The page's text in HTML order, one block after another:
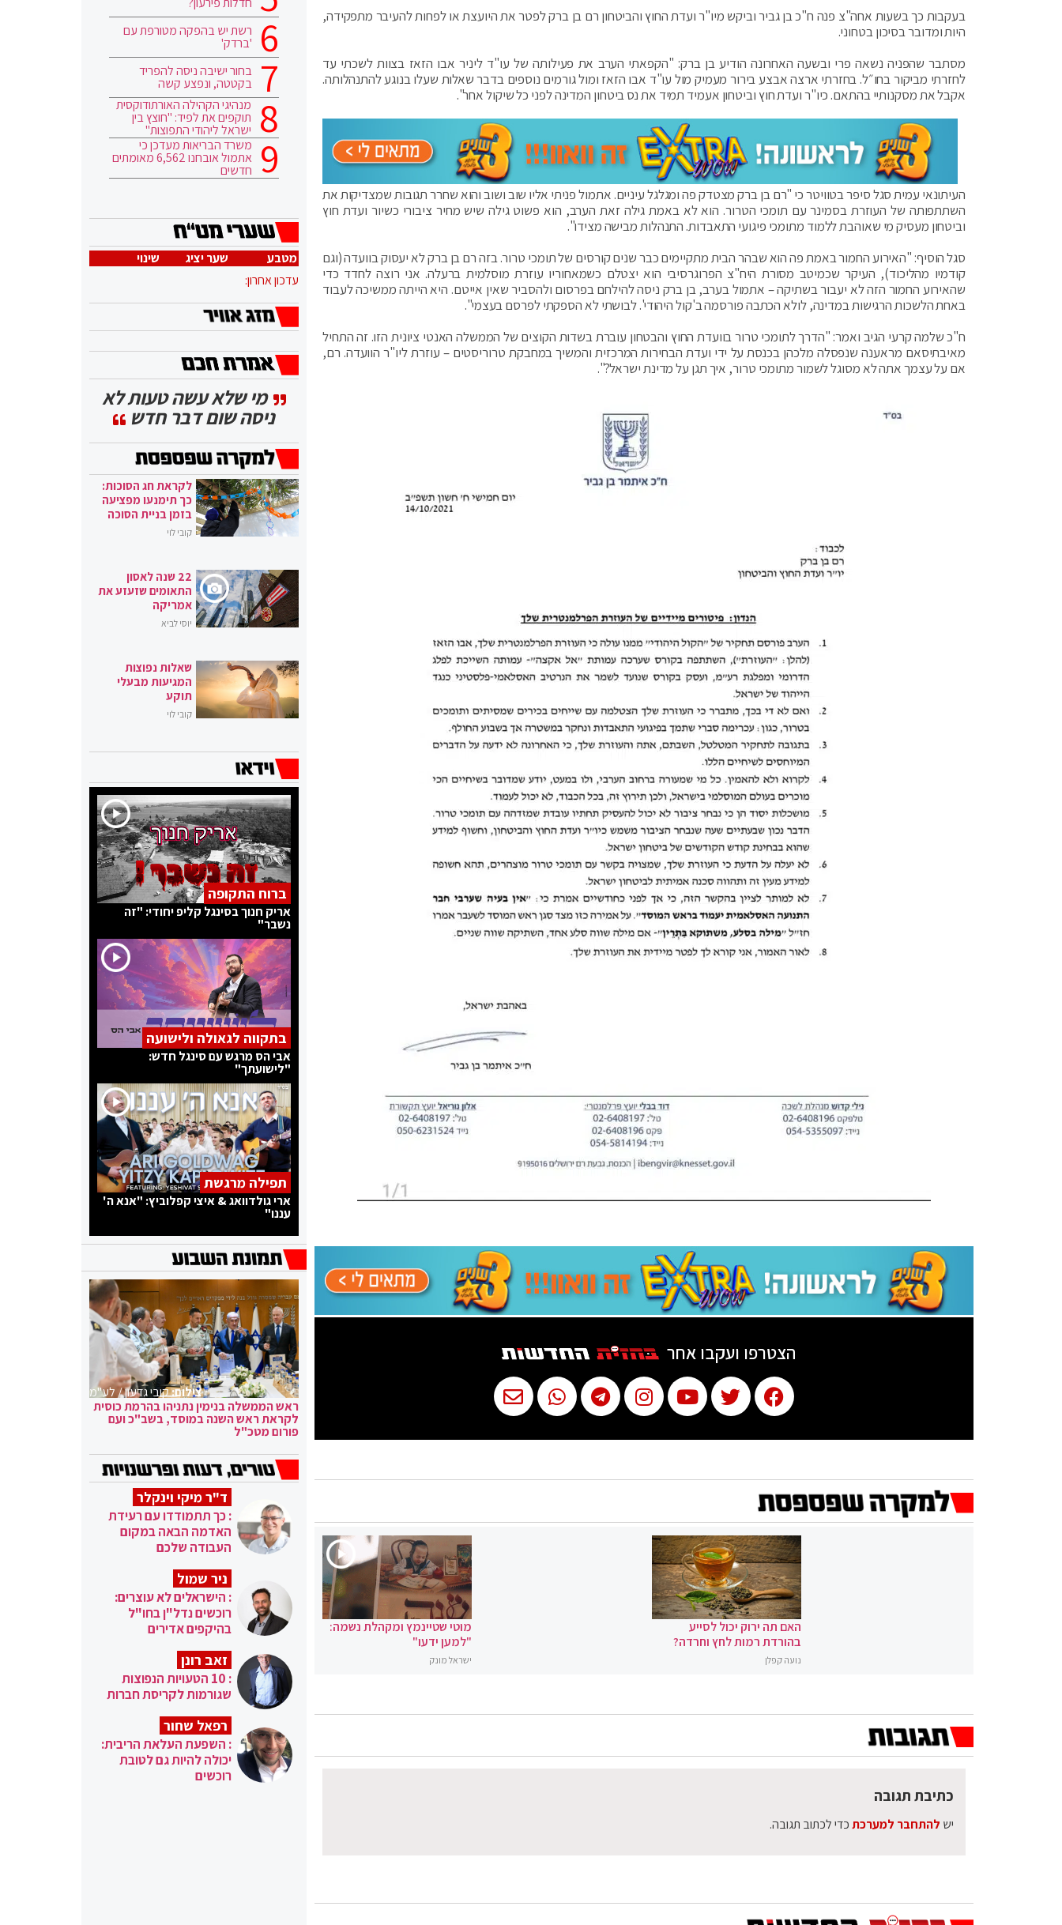
בעקבות כך בשעות אחה"צ פנה ח"כ בן גביר וביקש מיו"ר ועדת החוץ והביטחון רם בן ברק לפטר את היועצת או לפחות להעיבר מתפקידה,
היות ומדובר בסיכון בטחוני.
מסתבר שהפניה נשאה פרי ובשעה האחרונה הודיע בן ברק: "הקפאתי הערב את פעילותה של עו"ד ליניר אבו הזאז בצוות לשכתי עד
לחזרתי מביקור בחו״ל. בחזרתי ארצה אבצע בירור מעמיק מול עו"ד אבו הזאז ומול גורמים נוספים בדבר שאלות שעלו בנוגע להתנהלותה.
אקבל את מסקנותיי בהתאם. כיו"ר ועדת חוץ וביטחון אעמיד תמיד את נס ביטחון המדינה לפני כל שיקול אחר".
העיתונאי עמית סגל סיפר בטוויטר כי "רם בן ברק מצטדק פה ומגלגל עיניים. אתמול פניתי אליו שוב ושוב והוא שחרר תגובות שמצדיקות את
השתתפותה של העוזרת בסמינר עם תומכי הטרור. הוא לא באמת גילה זאת הערב, הוא פשוט גילה שיש מחיר ציבורי כשיור ועדת חוץ
וביטחון מעסיק מי שאוהבת ללמוד מתומכי פיגועי התאבדות. התנהלות מבישה מצידו".
סגל הוסיף: "האירוע החמור באמת פה הוא שבהר הבית מתקיימים כבר שנים קורסים של תומכי טרור. בזה רם בן ברק לא יעסוק בוועדה (וגם
קודמיו מהליכוד), העיקר שכמיטב מסורת היח"צ הפרוגרסיבי הוא יצטלם כשמאחוריו עוזרת מוסלמית ברעלה. אני רוצה לחדד כדי
שהאירוע החמור הזה לא יעבור בשתיקה – אתמול בערב, בן ברק ניסה להילחם בפרסום ולהסביר שאין אייטם. היא הייתה ממשיכה לעבוד
באחת הלשכות הרגישות במדינה, לולא הכתבה פורסמה ב'קול היהודי'. לבושתי לא הספקתי לפרסם בעצמי".
ח"כ שלמה קרעי הגיב ואמר: "הדרך לתומכי טרור בוועדת החוץ והבטחון עוברת בשדות הקוצים של הממשלה האנטי ציונית הזו. זה התחיל
מאיבתיסאם מראענה שנפסלה מלכהן בכנסת על ידי ועדת הבחירות המרכזית והמשיך במחבקת טרוריסטים – עוזרת ליו"ר הוועדה. רם,
אם על עצמך אתה לא מסוגל לשמור מתומכי טרור, איך תגן על מדינת ישראל?".
הצטרפו ועקבו אחר
האם תה ירוק יכול לסייע
בהורדת רמות לחץ וחרדה?
נועה קפלן
מוטי שטיינמץ ומקהלת נשמה:
"למען ידעו"
ישראל מונק
כתיבת תגובה
יש להתחבר למערכתכדי לכתוב תגובה.
רשת יש בהפקה מטורפת עם
'ברדק'
בחור ישיבה ניסה להפריד
בקטטה, ונפצע קשה
מנהיגי הקהילה האורתודוקסית
תוקפים את לפיד: "חוצץ בין
ישראל ליהודי התפוצות"
משרד הבריאות מעדכן כי
אתמול אובחנו 6,562 מאומתים
חדשים
מטבע שער יציג
שינוי
עדכון אחרון:
מי שלא עשה טעות לא
ניסה שום דבר חדש
לקראת חג הסוכות:
כך תימנעו מפציעה
בזמן בניית הסוכה
קובי לוי
22 שנה לאסון
התאומים שזעזע את
אמריקה
יוסי לביא
שאלות נפוצות
המגיעות מבעלי
תוקע
קובי לוי
ברוח התקופה
אריק חנוך בסינגל קליפ יחודי: "זה
נשבר"
בתקווה לגאולה ולישועה
אבי הס מרגש עם סינגל חדש:
"לישועתך"
תפילה מרגשת
ארי גולדוואג & איצי קפלוביץ: "אנא ה'
עננו"
צילום:קובי גדעון / לע"מ
ראש הממשלה בנימין נתניהו בהרמת כוסית
לקראת ראש השנה במוסד, בשב"כ ועם
פורום מטכ"ל
ד"ר מיקי וינקלר
: כך תתמודדו עם רעידת
האדמה הבאה במקום
העבודה שלכם
ניר שמול
: הישראלים לא עוצרים:
רוכשים נדל"ן בחו"ל
בהיקפים אדירים
זאב רונן
: 10 הטעויות הנפוצות
שגורמות לקריסת חברות
רפאל שחור
: השפעת העלאת הריבית:
יכולה להיות גם לטובת
רוכשים